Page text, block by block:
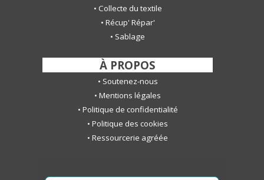
• Collecte du textile
• Récup' Répar'
• Sablage
À PROPOS
• Soutenez-nous
• Mentions légales
• Politique de confidentialité
• Politique des cookies
• Ressourcerie agréée